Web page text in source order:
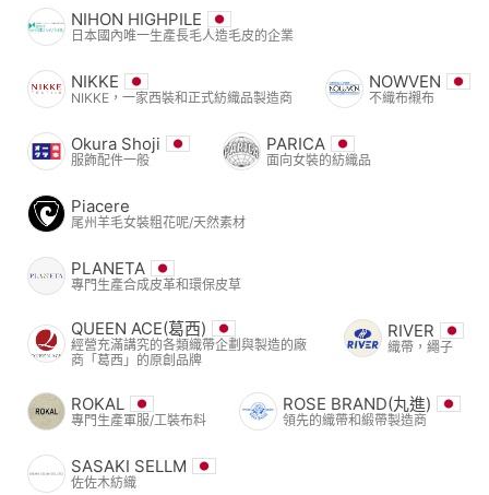
NIHON HIGHPILE
日本國內唯一生產長毛人造毛皮的企業
NIKKE
NIKKE，一家西裝和正式紡織品製造商
NOWVEN
不織布襯布
Okura Shoji
服飾配件一般
PARICA
面向女裝的紡織品
Piacere
尾州羊毛女裝粗花呢/天然素材
PLANETA
專門生產合成皮革和環保皮草
QUEEN ACE(葛西)
經營充滿講究的各類織帶企劃與製造的廠
商「葛西」的原創品牌
RIVER
織帶，繩子
ROKAL
專門生產軍服/工裝布料
ROSE BRAND(丸進)
領先的織帶和緞帶製造商
SASAKI SELLM
佐佐木紡織